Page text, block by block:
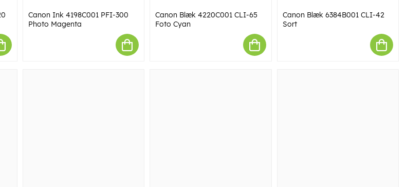
Canon Ink 4198C001 PFI-300
Photo Magenta
Canon Blæk 4220C001 CLI-65
Foto Cyan
Canon Blæk 6384B001 CLI-42
Sort